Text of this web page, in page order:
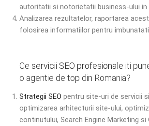
autoritatii si notorietatii business-ului in
Analizarea rezultatelor, raportarea
folosirea informatiilor pentru
Ce servicii SEO profesionale iti
o agentie de top din Romania?
Strategii SEO pentru site-uri de servicii
optimizarea arhitecturii site-ului,
continutului, Search Engine Marketing